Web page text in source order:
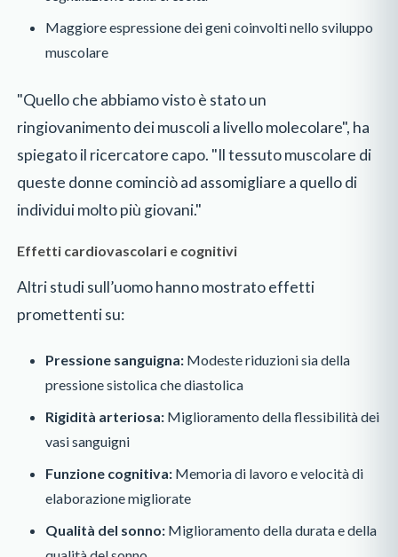
Maggiore espressione dei geni coinvolti nello sviluppo
muscolare
"Quello che abbiamo visto è stato un
ringiovanimento dei muscoli a livello molecolare", ha
spiegato il ricercatore capo. "Il tessuto muscolare di
queste donne cominciò ad assomigliare a quello di
individui molto più giovani."
Effetti cardiovascolari e cognitivi
Altri studi sull’uomo hanno mostrato effetti
promettenti su:
Pressione sanguigna: Modeste riduzioni sia della
pressione sistolica che diastolica
Rigidità arteriosa: Miglioramento della flessibilità dei
vasi sanguigni
Funzione cognitiva: Memoria di lavoro e velocità di
elaborazione migliorate
Qualità del sonno: Miglioramento della durata e della